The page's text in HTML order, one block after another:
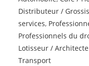
Distributeur /
services,
Professionnels du
Lotisseur /
Transport